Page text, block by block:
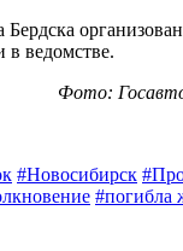
ведомстве.
Фото:
#Новосибирск
#погибла